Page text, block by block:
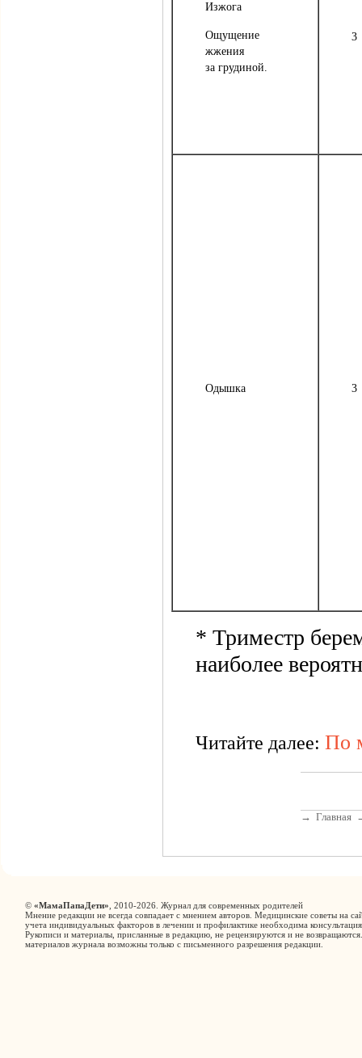
Изжога
Ощущение
жжения
за грудиной.
3
Одышка 3
* Триместр
наиболее
Читайте далее: По
→ Главная
© «МамаПапаДети» , 2010-2026. Журнал для современных родителей
Мнение редакции не всегда совпадает с мнением авторов. Медицинские советы на
учета индивидуальных факторов в лечении и профилактике необходима
Рукописи и материалы, присланные в редакцию, не рецензируются и не
материалов журнала возможны только с письменного разрешения редакции.